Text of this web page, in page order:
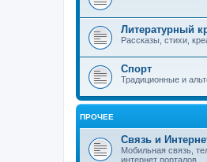
Литературный
Рассказы, стихи,
Спорт
Традиционные и
ПРОЧЕЕ
Связь и
Мобильная связь,
интернет порталов